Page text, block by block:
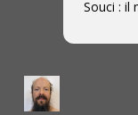
Souci : il